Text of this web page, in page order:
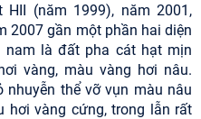
(năm 1999), năm 2001,
2007 gần một phần hai diện
là đất pha cát hạt mịn
vàng, màu vàng hơi nâu.
nhuyễn thể vỡ vụn màu nâu
hơi vàng cứng, trong lẫn rất